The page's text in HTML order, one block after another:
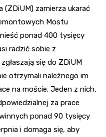
zamierza ukarać
Mostu
ponad 400 tysięcy
radzić sobie z
się do ZDiUM
otrzymali należnego im
na moście. Jeden z nich,
za prace
ponad 90 tysięcy
i domaga się, aby